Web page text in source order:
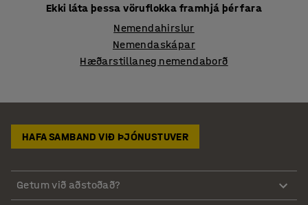
Ekki láta þessa vöruflokka framhjá þér fara
Nemendahirslur
Nemendaskápar
Hæðarstillaneg nemendaborð
HAFA SAMBAND VIÐ ÞJÓNUSTUVER
Getum við aðstoðað?